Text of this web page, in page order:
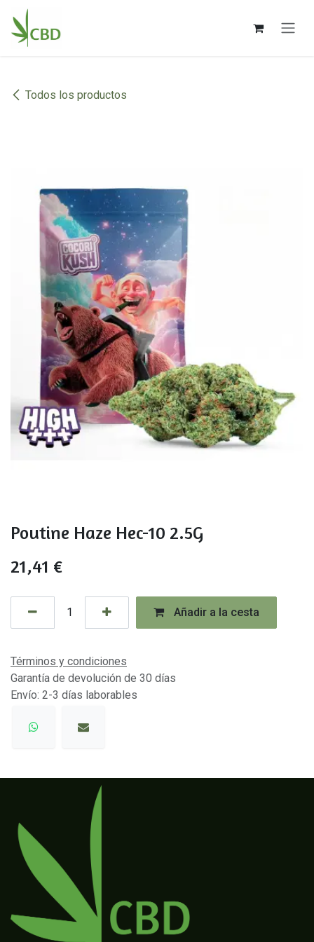
Ir al contenido
Todos los productos
Poutine Haze Hec-10 2.5G
21,41 €
Añadir a la cesta
Términos y condiciones
Garantía de devolución de 30 días
Envío: 2-3 días laborables